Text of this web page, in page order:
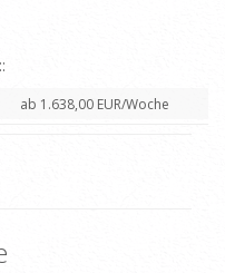
ab 1.638,00 EUR/Woche